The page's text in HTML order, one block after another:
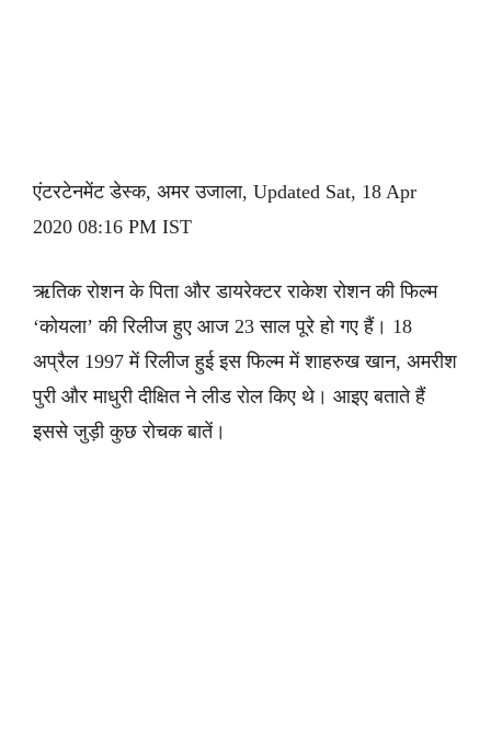
एंटरटेनमेंट डेस्क, अमर उजाला, Updated Sat, 18 Apr
2020 08:16 PM IST
ऋतिक रोशन के पिता और डायरेक्टर राकेश रोशन की फिल्म
‘कोयला’ की रिलीज हुए आज 23 साल पूरे हो गए हैं। 18
अप्रैल 1997 में रिलीज हुई इस फिल्म में शाहरुख खान, अमरीश
पुरी और माधुरी दीक्षित ने लीड रोल किए थे। आइए बताते हैं
इससे जुड़ी कुछ रोचक बातें।